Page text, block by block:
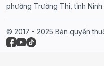
phường Trường Thi, tỉnh Ninh
© 2017 - 2025 Bản quyền